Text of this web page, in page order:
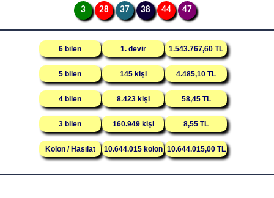
3 28 37 38 44 47
6 bilen 1. devir 1.543.767,60 TL
5 bilen 145 kişi 4.485,10 TL
4 bilen 8.423 kişi 58,45 TL
3 bilen 160.949 kişi 8,55 TL
Kolon / Hasılat 10.644.015 kolon 10.644.015,00 TL